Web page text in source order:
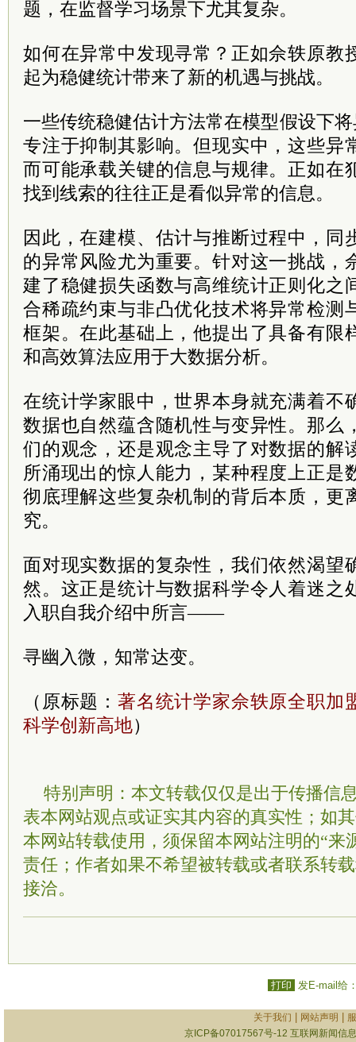
题，在监督学习场景下尤其复杂。
如何在异常中发现寻常？正如佘轶原教
起为稳健统计带来了新的机遇与挑战。
一些传统稳健估计方法常在模型假设下
专注于抑制其影响。但现实中，这些异
而可能承载关键的信息与规律。正如在
找到线索的往往正是看似异常的信息。
因此，在建模、估计与推断过程中，同
的异常风险尤为重要。针对这一挑战，
建了稳健损失函数与高维统计正则化之
合稀疏约束与非凸优化技术将异常检测
框架。在此基础上，他提出了具备有限
和高效算法应用于大数据分析。
在统计学家眼中，世界本身就充满着不
数据也自然蕴含随机性与变异性。那么
们的观念，还是观念主导了对数据的解
所涌现出的惊人能力，某种程度上正是
彻底理解这些复杂机制的背后本质，更
究。
面对现实数据的复杂性，我们依然渴望
然。这正是统计与数据科学令人着迷之
入职自我介绍中所言——
寻幽入微，知常达变。
（原标题： 著名统计学家佘轶原全职加
科学创新高地）
特别声明：本文转载仅仅是出于传播信
表本网站观点或证实其内容的真实性；如
本网站转载使用，须保留本网站注明的“来
责任；作者如果不希望被转载或者联系转
接洽。
打印 发E-mail给
关于我们 网站声明
京ICP备07017567号-12 互联网新闻信